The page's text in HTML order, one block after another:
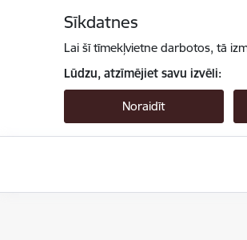
Sīkdatnes
Lai šī tīmekļvietne darbotos, tā
Lūdzu, atzīmējiet savu izvēli:
Noraidīt